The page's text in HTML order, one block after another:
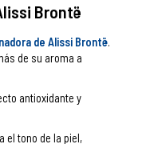
Brontë
de Alissi Brontë.
de su aroma a
antioxidante y
el tono de la piel,